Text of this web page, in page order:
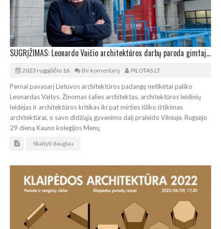
SUGRĮŽIMAS: Leonardo Vaičio architektūros darbų paroda gimtajame Kaune
2023 rugpjūčio 16 Be komentarų PILOTAS.LT
Pernai pavasarį Lietuvos architektūros padangę netikėtai paliko
Leonardas Vaitys. Žinomas šalies architektas, architektūros leidinių
leidėjas ir architektūros kritikas iki pat mirties išliko ištikimas
architektūrai, o savo didžiąją gyvenimo dalį praleido Vilniuje. Rugsėjo
29 dieną Kauno kolegijos Menų
Skaityti daugiau